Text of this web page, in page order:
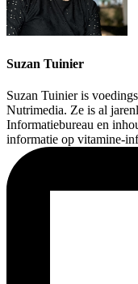
Suzan Tuinier
Suzan Tuinier is
Nutrimedia. Ze is al
Informatiebureau en
informatie op vitamine-